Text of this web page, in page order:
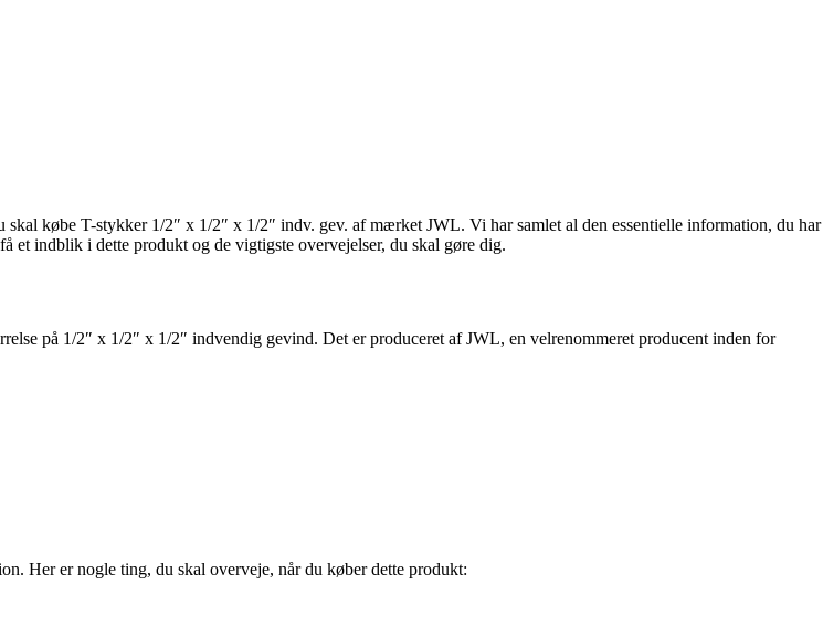
købe T-stykker 1/2″ x 1/2″ x 1/2″ indv. gev. af mærket JWL. Vi har samlet al den essentielle information, du har
indblik i dette produkt og de vigtigste overvejelser, du skal gøre dig.
på 1/2″ x 1/2″ x 1/2″ indvendig gevind. Det er produceret af JWL, en velrenommeret producent inden for
Her er nogle ting, du skal overveje, når du køber dette produkt: